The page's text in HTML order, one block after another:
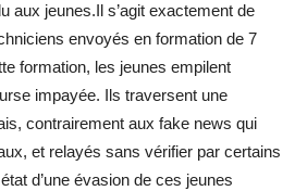
aux jeunes.Il s’agit exactement de
envoyés en formation de 7
formation, les jeunes empilent
impayée. Ils traversent une
contrairement aux fake news qui
et relayés sans vérifier par certains
d’une évasion de ces jeunes